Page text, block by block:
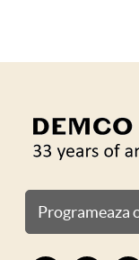
Programeaza